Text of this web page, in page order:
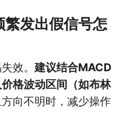
繁发出假信号怎
效。 建议结合MACD
格波动区间（如布林
向不明时，减少操作